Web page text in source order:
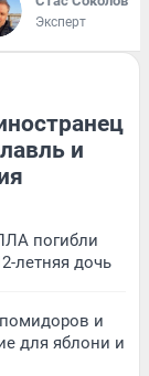
Эксперт
и
погибли
летняя дочь
и
для яблони и